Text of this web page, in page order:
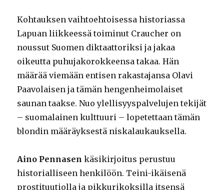
Kohtauksen vaihtoehtoisessa historiassa
Lapuan liikkeessä toiminut Craucher on
noussut Suomen diktaattoriksi ja jakaa
oikeutta puhujakorokkeensa takaa. Hän
määrää viemään entisen rakastajansa Olavi
Paavolaisen ja tämän hengenheimolaiset
saunan taakse. Nuo ylellisyyspalvelujen tekijät
– suomalainen kulttuuri – lopetettaan tämän
blondin määräyksestä niskalaukauksella.
Aino Pennasen käsikirjoitus perustuu
historialliseen henkilöön. Teini-ikäisenä
prostituutiolla ja pikkurikoksilla itsensä